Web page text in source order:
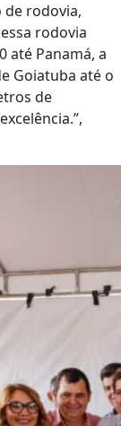
de rodovia,
rodovia
até Panamá, a
Goiatuba até o
de